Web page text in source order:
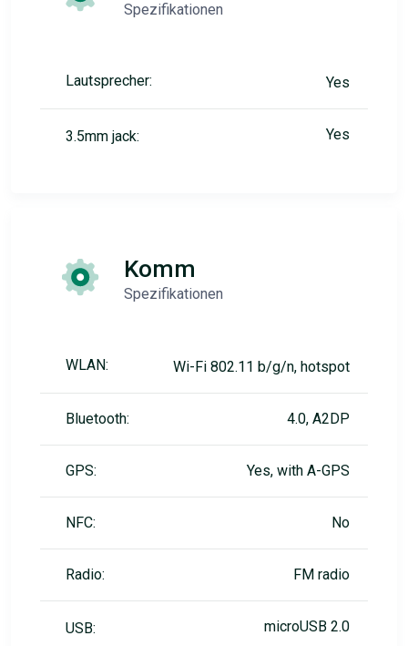
Spezifikationen
Lautsprecher: Yes
3.5mm jack: Yes
Komm
Spezifikationen
WLAN: Wi-Fi 802.11 b/g/n, hotspot
Bluetooth: 4.0, A2DP
GPS: Yes, with A-GPS
NFC: No
Radio: FM radio
USB: microUSB 2.0